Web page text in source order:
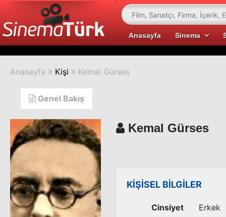
Anasayfa Sinema
Anasayfa Kişi Kemal Gürses
Genel Bakış
Kemal Gürses
KİŞİSEL BİLGİLER
Cinsiyet
Erkek